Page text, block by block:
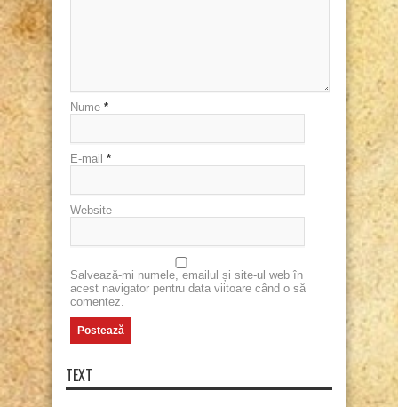
Nume *
E-mail *
Website
Salvează-mi numele, emailul și site-ul web în
acest navigator pentru data viitoare când o să
comentez.
TEXT